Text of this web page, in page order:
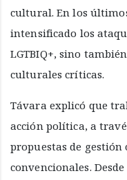
cultural. En los
intensificado los
LGTBIQ+, sino
culturales críticas.
Távara explicó que
acción política, a
propuestas de
convencionales.